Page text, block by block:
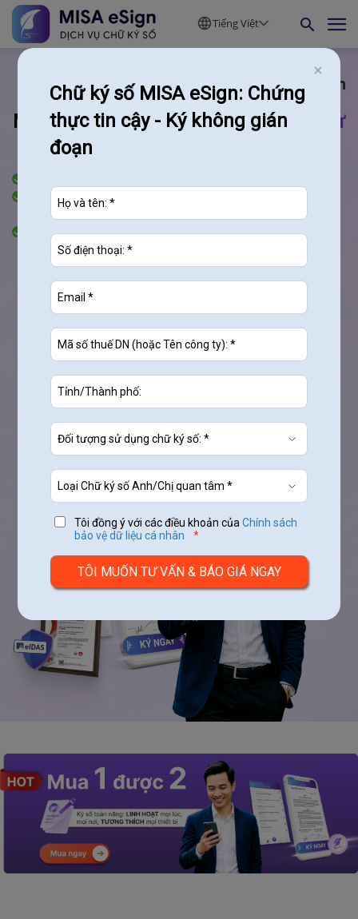
Tiếng Việt
MISA eSign
MISA ESIGNPhần mềm chữ ký số từ
Ký xuất hóa đơn máy tính tiền, tự động gửi lên
Cơ quan Thuế
An toàn vượt trội, bảo mậttuyệt đối
MISA là đơn vị tiên phong cung cấp chữ ký số từ xa đạt
chuẩn eIDAScủa Châu Âu và đượcBộ TT&TT cấp phép
Nhận tư vấn
Chữ ký số MISA eSign: Chứng
thực tin cậy - Ký không gián
đoạn
Tôi đồng ý với các điều khoản củaChính sách
bảo vệ dữ liệu cá nhân
*